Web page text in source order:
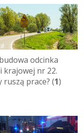
odcinka
krajowej nr 22.
ruszą prace? (1)